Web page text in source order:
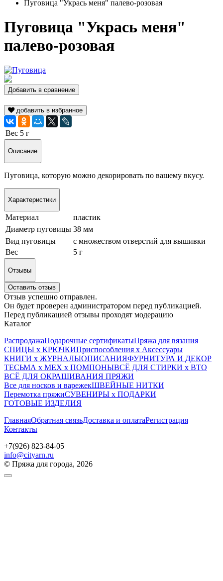
Пуговица "Укрась меня" палево-розовая
Пуговица "Укрась меня"
палево-розовая
Добавить в сравнение
добавить в избранное
Вес 5 г
Описание
Пуговица, которую можно декорировать по вашему вкусу.
Характеристики
Материал
пластик
Диаметр пуговицы 38 мм
Вид пуговицы
с множеством отверстий для вышивки
Вес
5 г
Отзывы
Оставить отзыв
Отзыв успешно отправлен.
Он будет проверен администратором перед публикацией.
Перед публикацией отзывы проходят модерацию
Каталог
РаспродажаПодарочные сертификатыПряжа для вязания
СПИЦЫ х КРЮЧКИПриспособления х Аксессуары
КНИГИ х ЖУРНАЛЫОПИСАНИЯФУРНИТУРА И ДЕКОР
ТЕСЬМА х МЕХ х ПОМПОНЫВСЁ ДЛЯ СТИРКИ х ВТО
ВСЁ ДЛЯ ОКРАШИВАНИЯ ПРЯЖИ
Все для носков и варежекШВЕЙНЫЕ НИТКИ
Перемотка пряжиСУВЕНИРЫ х ПОДАРКИ
ГОТОВЫЕ ИЗДЕЛИЯ
ГлавнаяОбратная связьДоставка и оплатаРегистрация
Контакты
+7(926) 823-84-05
info@cityarn.ru
© Пряжа для города, 2026